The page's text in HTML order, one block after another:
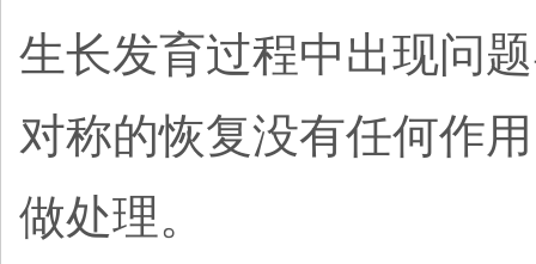
生长发育过程中出现问
对称的恢复没有任何作
做处理。